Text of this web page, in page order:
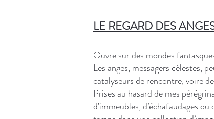
LE REGARD DES
Ouvre sur des mondes
Les anges, messagers célestes,
catalyseurs de rencontre, voire
Prises au hasard de mes
d’immeubles, d’échafaudages